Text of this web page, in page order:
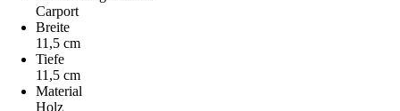
Carport
Breite
11,5 cm
Tiefe
11,5 cm
Material
Holz